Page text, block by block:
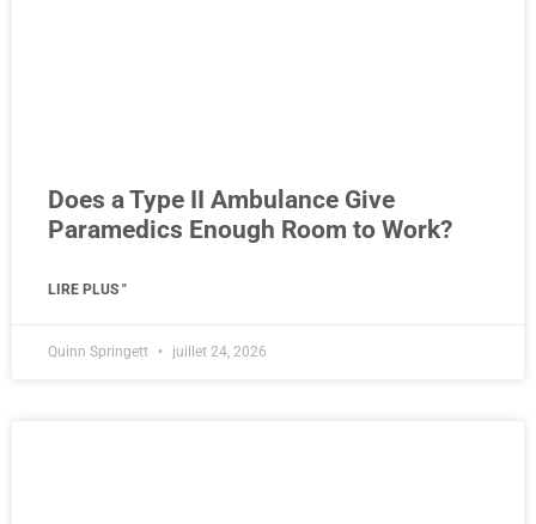
Does a Type II Ambulance Give
Paramedics Enough Room to Work?
LIRE PLUS "
Quinn Springett juillet 24, 2026